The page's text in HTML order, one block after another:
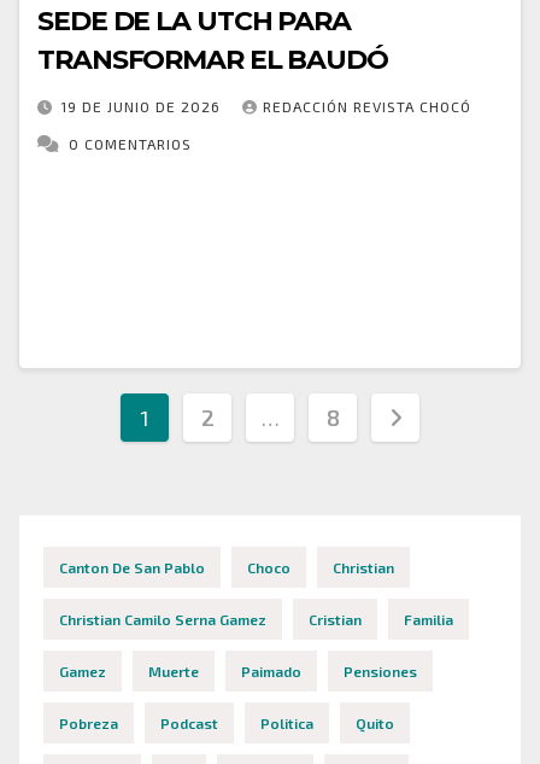
SEDE DE LA UTCH PARA
TRANSFORMAR EL BAUDÓ
19 DE JUNIO DE 2026 REDACCIÓN REVISTA CHOCÓ
0 COMENTARIOS
Paginación
1 2 … 8
Canton De San Pablo Choco Christian
Christian Camilo Serna Gamez Cristian Familia
Gamez Muerte Paimado Pensiones
Pobreza Podcast Politica Quito